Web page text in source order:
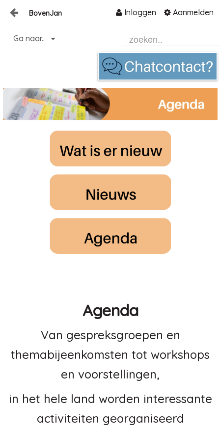
Inloggen Aanmelden
BovenJan
Home
Ga naar..
Agenda
Van gespreksgroepen en
themabijeenkomsten tot workshops
en voorstellingen,
in het hele land worden interessante
activiteiten georganiseerd